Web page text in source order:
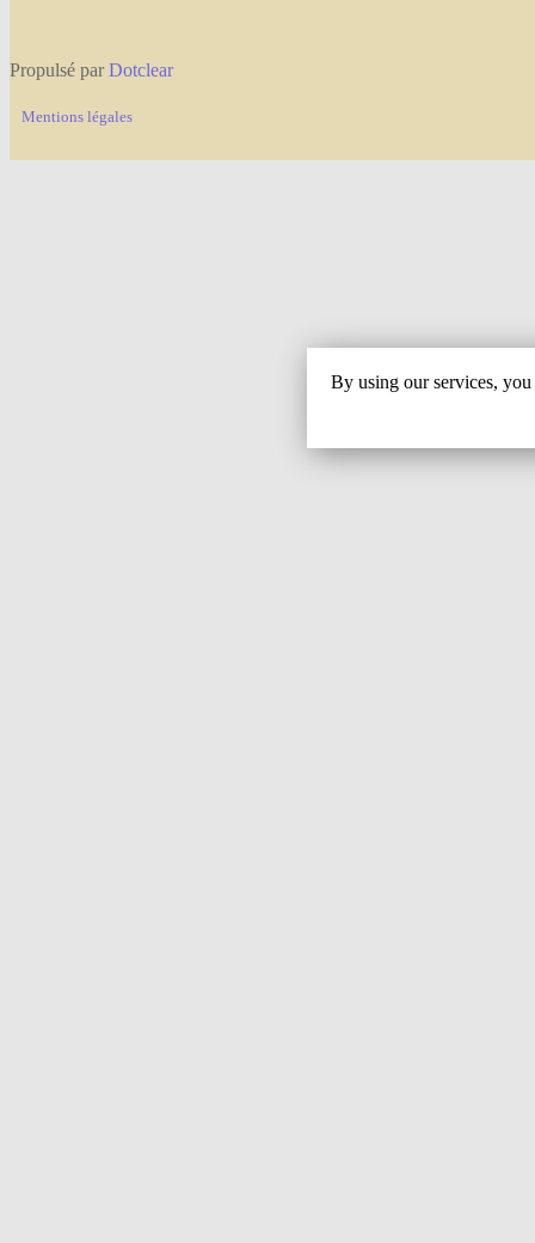
Propulsé parDotclear
Mentions légales
By using our services,